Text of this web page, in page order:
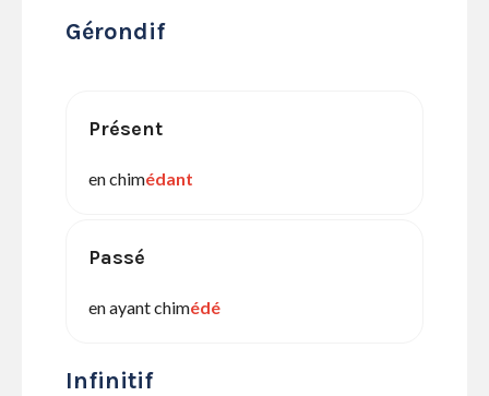
Gérondif
Présent
en chimédant
Passé
en ayant chimédé
Infinitif